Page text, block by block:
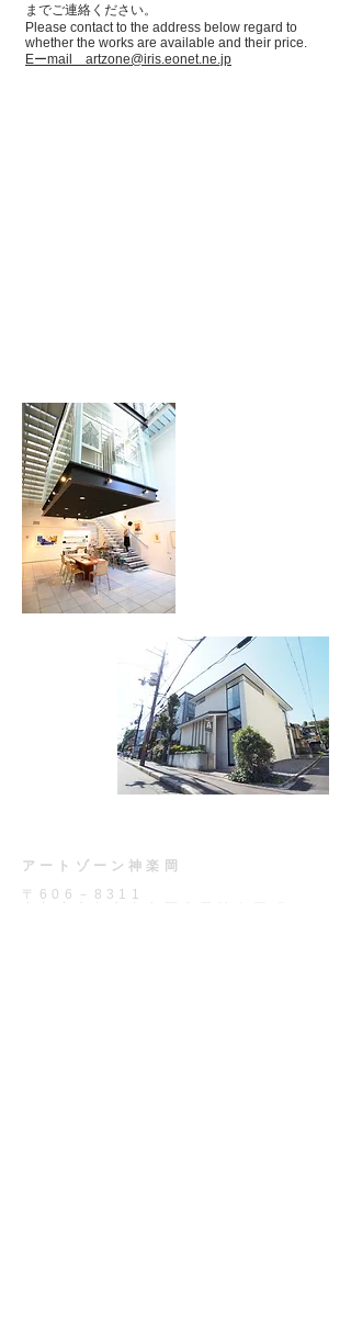
までご連絡ください。
Please contact to the address below regard to
whether the works are available and their price.
Eーmail artzone@iris.eonet.ne.jp
アートゾーン神楽岡
〒606－8311